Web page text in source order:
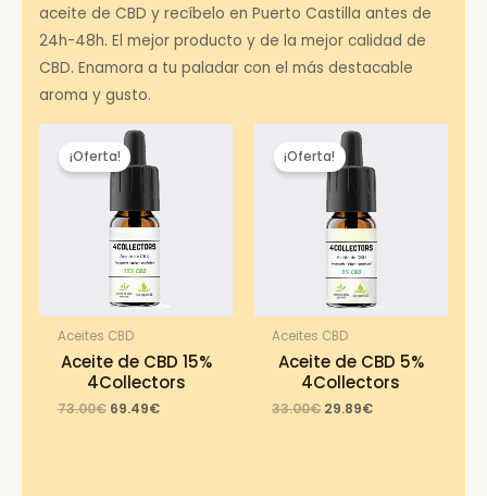
aceite de CBD y recíbelo en Puerto Castilla antes de
24h-48h. El mejor producto y de la mejor calidad de
CBD. Enamora a tu paladar con el más destacable
aroma y gusto.
¡Oferta!
Aceites CBD
Aceite de CBD 15%
4Collectors
73.00€ Original
69.49€Current
¡Oferta!
Aceites CBD
Aceite de CBD 5%
4Collectors
33.00€ Original
29.89€Current